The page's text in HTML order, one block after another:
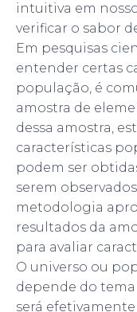
intuitiva em
verificar o sabor
Em pesquisas
entender certas
população, é
amostra de
dessa amostra,
características
podem ser
serem
metodologia
resultados da
para avaliar
O universo ou
depende do
será